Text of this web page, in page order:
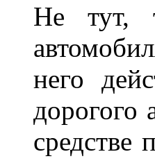
Не тут,
него
дорогого
средстве